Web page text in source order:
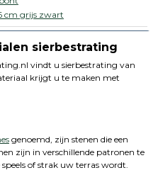
cm grijs zwart
sierbestrating
vindt u sierbestrating van
krijgt u te maken met
genoemd, zijn stenen die een
zijn in verschillende patronen te
of strak uw terras wordt.